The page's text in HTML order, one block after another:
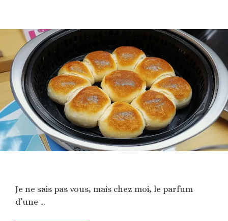
Je ne sais pas vous, mais chez moi, le parfum
d’une …